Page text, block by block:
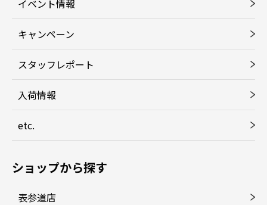
イベント情報
キャンペーン
スタッフレポート
入荷情報
etc.
ショップから探す
表参道店